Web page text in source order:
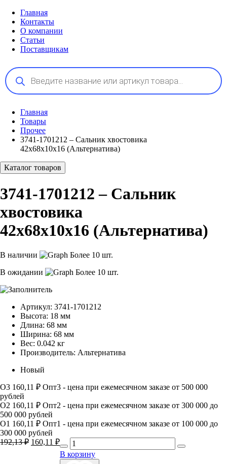
Главная
Контакты
О компании
Статьи
Поставщикам
Поиск
товаров
Главная
Товары
Прочее
3741-1701212 – Сальник хвостовика
42х68х10х16 (Альтернатива)
Каталог товаров
3741-1701212 – Сальник
хвостовика
42х68х10х16 (Альтернатива)
В наличии
Более 10 шт.
В ожидании
Более 10 шт.
Артикул: 3741-1701212
Высота: 18 мм
Длина: 68 мм
Ширина: 68 мм
Вес: 0.042 кг
Производитель: Альтернатива
Новый
О3 160,11 ₽ Опт3 - цена при ежемесячном заказе от 500 000
рублей
О2 160,11 ₽ Опт2 - цена при ежемесячном заказе от 300 000 до
500 000 рублей
О1 160,11 ₽ Опт1 - цена при ежемесячном заказе от 100 000 до
300 000 рублей
192,13₽ Первоначальная
составляла
160,11 ₽Текущая
цена:
160,11 ₽.
В корзину